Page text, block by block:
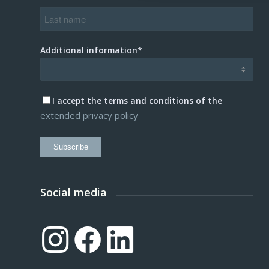
Additional information*
I accept the terms and conditions of the
extended privacy policy
Subscribe
Social media